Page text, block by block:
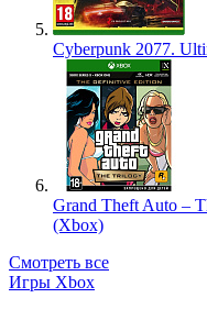
Cyberpunk 2077.
Grand Theft Auto –
(Xbox)
Смотреть все
Игры Xbox